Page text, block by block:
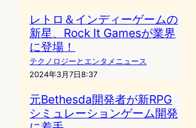
レトロ＆インディーゲームの
新星、Rock It Gamesが業界
に登場！
テクノロジーとエンタメニュース
2024年3月7日8:37
元Bethesda開発者が新RPG
シミュレーションゲーム開発